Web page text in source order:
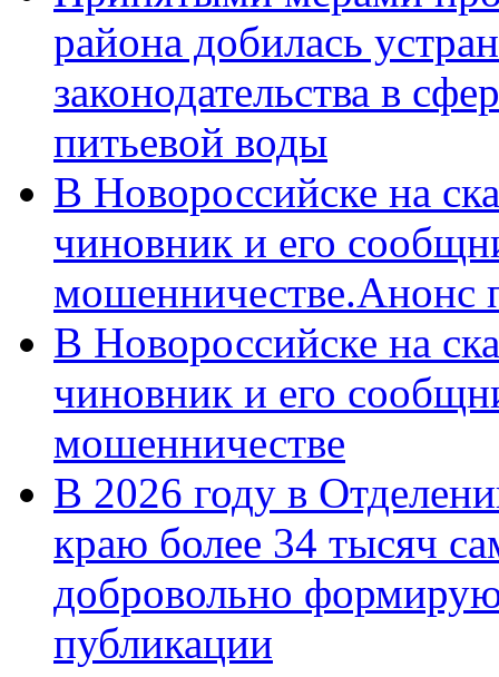
района добилась
законодательства в
питьевой воды
В Новороссийске на
чиновник и его
мошенничестве.Анонс
В Новороссийске на
чиновник и его
мошенничестве
В 2026 году в
краю более 34 тысяч
добровольно
публикации